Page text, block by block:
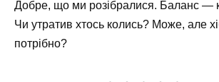
Добре, що ми розібралися. Баланс —
Чи утратив хтось колись? Може, але
потрібно?